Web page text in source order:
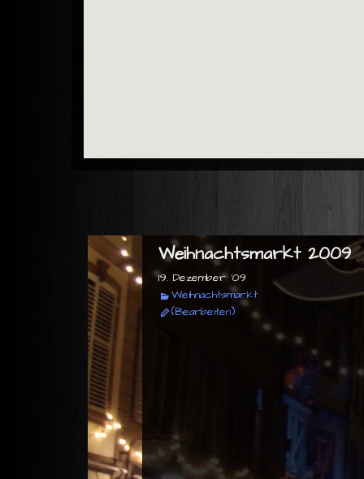
Weihnachtsmarkt 2009
19. Dezember '09
Weihnachtsmarkt
(Bearbeiten)